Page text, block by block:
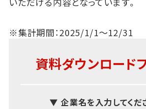
※集計期間：2025/1/1～12/31
資料ダウンロード
▼ 企業名を入力してく